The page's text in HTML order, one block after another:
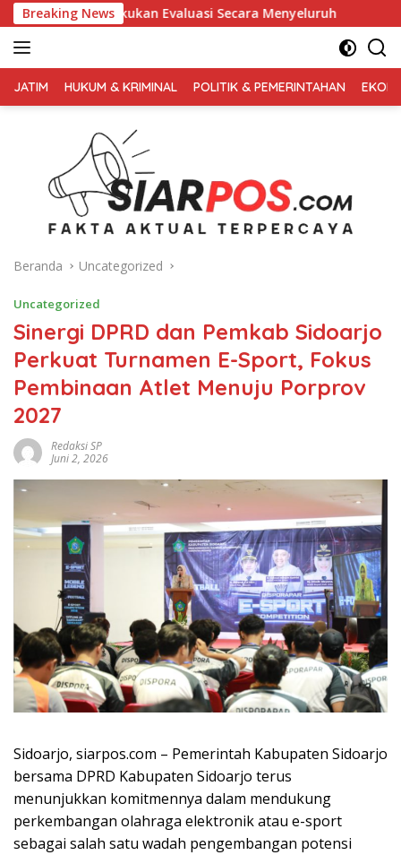
Langsung
ke
konten
Breaking News
Secara Menyeluruh Kembali Pimpin 0PS
TERPERCAYA
JATIM HUKUM & KRIMINAL POLITIK & PEMERINTAHAN
Beranda Uncategorized
Uncategorized
Sinergi DPRD dan Pemkab Sidoarjo
Perkuat Turnamen E-Sport, Fokus
Pembinaan Atlet Menuju Porprov
2027
Redaksi SP
Juni 2, 2026
Sidoarjo, siarpos.com – Pemerintah Kabupaten Sidoarjo
bersama DPRD Kabupaten Sidoarjo terus
menunjukkan komitmennya dalam mendukung
perkembangan olahraga elektronik atau e-sport
sebagai salah satu wadah pengembangan potensi